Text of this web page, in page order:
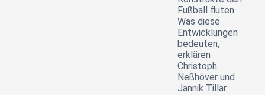
Fußball fluten.
Was diese
Entwicklungen
bedeuten,
erklären
Christoph
Neßhöver und
Jannik Tillar.